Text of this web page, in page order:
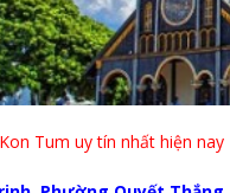
Tum uy tín nhất hiện nay